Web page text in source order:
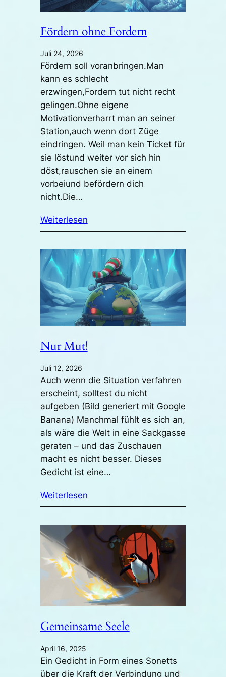
Fördern ohne Fordern
Juli 24, 2026
Fördern soll voranbringen.Man
kann es schlecht
erzwingen,Fordern tut nicht recht
gelingen.Ohne eigene
Motivationverharrt man an seiner
Station,auch wenn dort Züge
eindringen. Weil man kein Ticket für
sie löstund weiter vor sich hin
döst,rauschen sie an einem
vorbeiund befördern dich
nicht.Die…
Weiterlesen
Nur Mut!
Juli 12, 2026
Auch wenn die Situation verfahren
erscheint, solltest du nicht
aufgeben (Bild generiert mit Google
Banana) Manchmal fühlt es sich an,
als wäre die Welt in eine Sackgasse
geraten – und das Zuschauen
macht es nicht besser. Dieses
Gedicht ist eine…
Weiterlesen
Gemeinsame Seele
April 16, 2025
Ein Gedicht in Form eines Sonetts
über die Kraft der Verbindung und